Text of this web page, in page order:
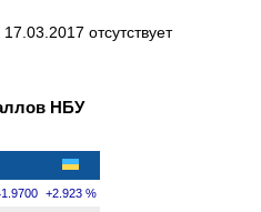
отсутствует
НБУ
+2.923 %